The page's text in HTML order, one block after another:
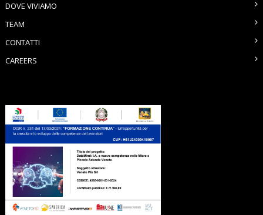
DOVE VIVIAMO
TEAM
CONTATTI
CAREERS